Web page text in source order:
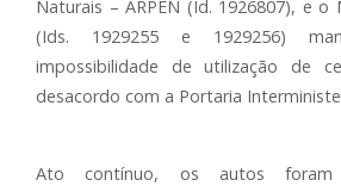
Naturais – ARPEN (Id. 1926807), e o
(Ids. 1929255 e 1929256)
impossibilidade de utilização de
desacordo com a Portaria
Ato contínuo, os autos foram